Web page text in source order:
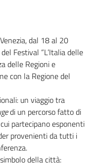
dal 18 al 20
Festival “L’Italia delle
delle Regioni e
con la Regione del
un viaggio tra
di un percorso fatto di
partecipano esponenti
provenienti da tutti i
della città: